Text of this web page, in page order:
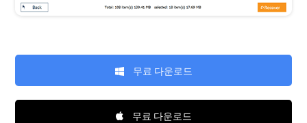
무료 다운로드
무료 다운로드